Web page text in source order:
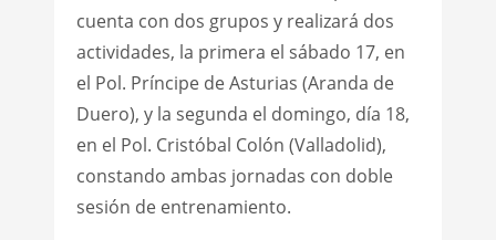
cuenta con dos grupos y realizará dos
actividades, la primera el sábado 17, en
el Pol. Príncipe de Asturias (Aranda de
Duero), y la segunda el domingo, día 18,
en el Pol. Cristóbal Colón (Valladolid),
constando ambas jornadas con doble
sesión de entrenamiento.